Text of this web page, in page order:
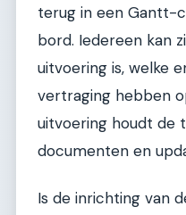
terug in een Gantt-
bord. Iedereen kan
uitvoering is, welke
vertraging hebben
uitvoering houdt de
documenten en
Is de inrichting van